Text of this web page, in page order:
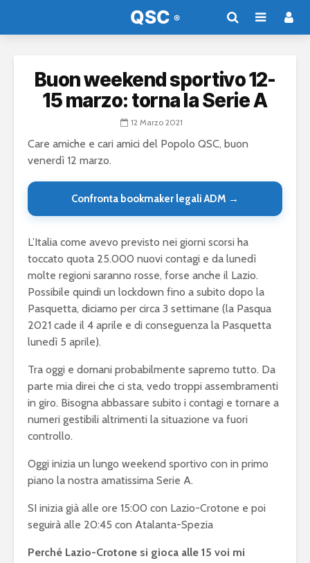
Buon weekend sportivo 12-
15 marzo: torna la Serie A
12 Marzo 2021
Care amiche e cari amici del Popolo QSC, buon
venerdì 12 marzo.
Confronta bookmaker legali ADM →
L’Italia come avevo previsto nei giorni scorsi ha
toccato quota 25.000 nuovi contagi e da lunedì
molte regioni saranno rosse, forse anche il Lazio.
Possibile quindi un lockdown fino a subito dopo la
Pasquetta, diciamo per circa 3 settimane (la Pasqua
2021 cade il 4 aprile e di conseguenza la Pasquetta
lunedì 5 aprile).
Tra oggi e domani probabilmente sapremo tutto. Da
parte mia direi che ci sta, vedo troppi assembramenti
in giro. Bisogna abbassare subito i contagi e tornare a
numeri gestibili altrimenti la situazione va fuori
controllo.
Oggi inizia un lungo weekend sportivo con in primo
piano la nostra amatissima Serie A.
SI inizia già alle ore 15:00 con Lazio-Crotone e poi
seguirà alle 20:45 con Atalanta-Spezia
Perché Lazio-Crotone si gioca alle 15 voi mi